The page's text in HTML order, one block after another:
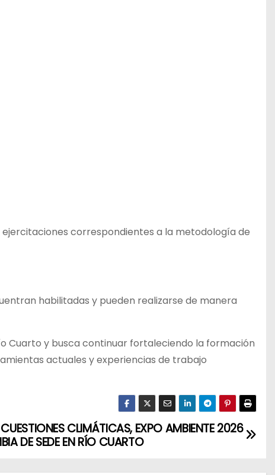
ejercitaciones correspondientes a la metodología de
habilitadas y pueden realizarse de manera
Cuarto y busca continuar fortaleciendo la formación
actuales y experiencias de trabajo
CLIMÁTICAS, EXPO AMBIENTE 2026
DE SEDE EN RÍO CUARTO